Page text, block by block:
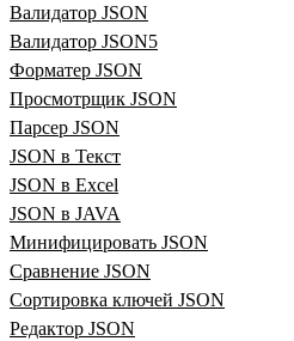
Валидатор JSON
Валидатор JSON5
Форматер JSON
Просмотрщик JSON
Парсер JSON
JSON в Текст
JSON в Excel
JSON в JAVA
Минифицировать JSON
Сравнение JSON
Сортировка ключей JSON
Редактор JSON